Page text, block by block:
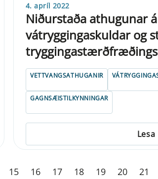
4. apríl 2022
Niðurstaða athugunar
vátryggingaskuldar og
VETTVANGSATHUGANIR
GAGNSÆISTILKYNNINGAR
15 16 17 18 19 20 21